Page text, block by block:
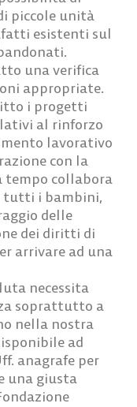
piccole unità
esistenti sul
una verifica
appropriate.
i progetti
al rinforzo
lavorativo
con la
tempo collabora
tutti i bambini,
delle
dei diritti di
arrivare ad una
necessita
soprattutto a
nella nostra
ad
anagrafe per
una giusta